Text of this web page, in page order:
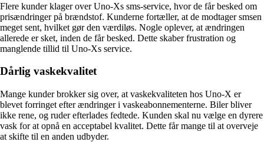
Flere kunder klager over Uno-Xs sms-service, hvor de får besked om
prisændringer på brændstof. Kunderne fortæller, at de modtager smsen
meget sent, hvilket gør den værdiløs. Nogle oplever, at ændringen
allerede er sket, inden de får besked. Dette skaber frustration og
manglende tillid til Uno-Xs service.
Dårlig vaskekvalitet
Mange kunder brokker sig over, at vaskekvaliteten hos Uno-X er
blevet forringet efter ændringer i vaskeabonnementerne. Biler bliver
ikke rene, og ruder efterlades fedtede. Kunden skal nu vælge en dyrere
vask for at opnå en acceptabel kvalitet. Dette får mange til at overveje
at skifte til en anden udbyder.